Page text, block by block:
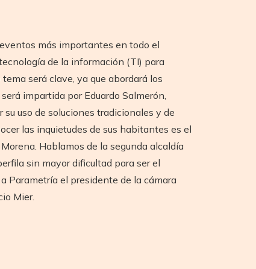
más importantes en todo el
de la información (TI) para
será clave, ya que abordará los
impartida por Eduardo Salmerón,
uso de soluciones tradicionales y de
las inquietudes de sus habitantes es el
Hablamos de la segunda alcaldía
sin mayor dificultad para ser el
Parametría el presidente de la cámara
Mier.